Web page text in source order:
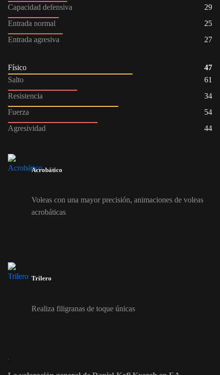
Capacidad defensiva
29
Entrada normal
25
Entrada agresiva
27
Físico
47
Salto
61
Resistencia
34
Fuerza
54
Agresividad
44
Acrobático
Voleas con una mayor precisión, animaciones de voleas
acrobáticas
Trilero
Realiza filigranas de toque únicas